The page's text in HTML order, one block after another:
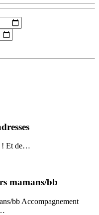
! Et de…
mamans/bb
bb Accompagnement